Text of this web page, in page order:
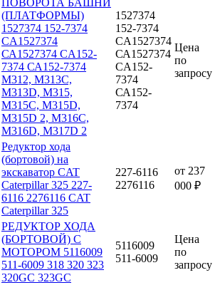
ПОВОРОТА БАШНИ
(ПЛАТФОРМЫ)
1527374 152-7374
CA1527374
СА1527374 CA152-
7374 СА152-7374
M312, M313C,
M313D, M315,
M315C, M315D,
M315D 2, M316C,
M316D, M317D 2
1527374
152-7374
CA1527374
СА1527374
CA152-
7374
СА152-
7374
Цена
по
запросу
Редуктор хода
(бортовой) на
экскаватор CAT
Caterpillar 325 227-
6116 2276116 CAT
Caterpillar 325
227-6116
2276116
от 237
000 ₽
РЕДУКТОР ХОДА
(БОРТОВОЙ) С
МОТОРОМ 5116009
511-6009 318 320 323
320GC 323GC
5116009
511-6009
Цена
по
запросу